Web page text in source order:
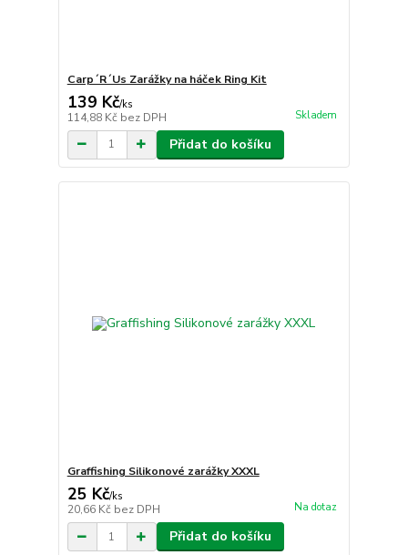
Carp´R´Us Zarážky na háček Ring Kit
139 Kč/ks
114,88 Kč bez DPH Skladem
Přidat do košíku
Graffishing Silikonové zarážky XXXL
25 Kč/ks
20,66 Kč bez DPH Na dotaz
Přidat do košíku